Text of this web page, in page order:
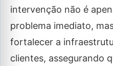
intervenção não é
problema imediato,
fortalecer a
clientes, assegurando